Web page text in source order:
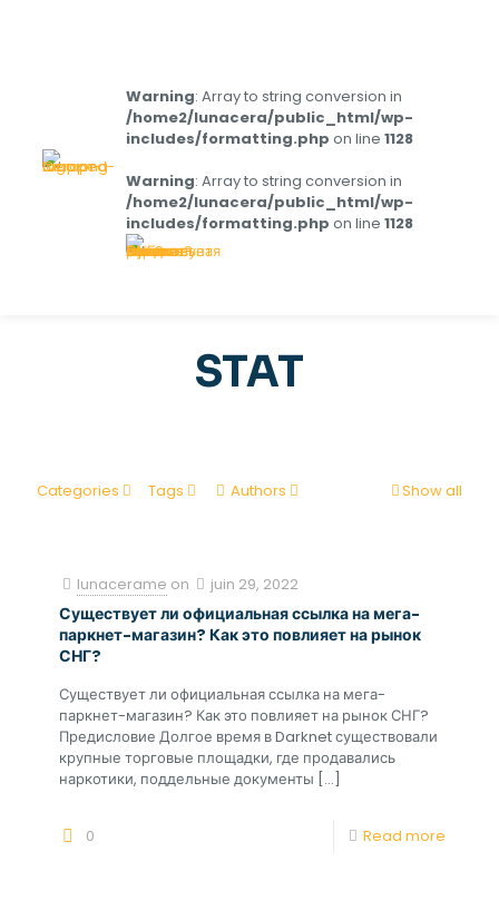
Warning: Array to string conversion in
/home2/lunacera/public_html/wp-
includes/formatting.php on line 1128
Warning: Array to string conversion in
/home2/lunacera/public_html/wp-
includes/formatting.php on line 1128
STAT
Categories Tags Authors Show all
lunacerame on juin 29, 2022
Существует ли официальная ссылка на мега-
паркнет-магазин? Как это повлияет на рынок
СНГ?
Существует ли официальная ссылка на мега-
паркнет-магазин? Как это повлияет на рынок СНГ?
Предисловие Долгое время в Darknet существовали
крупные торговые площадки, где продавались
наркотики, поддельные документы […]
0 Read more